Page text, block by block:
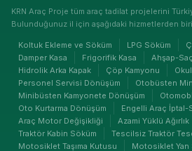
KRN Araç Proje tüm araç tadilat projelerini
Bulunduğunuz il için aşağıdaki hizmetlerden
Koltuk Ekleme ve Söküm LPG Söküm
Damper Kasa
Frigorifik Kasa Ahşap-
Hidrolik Arka Kapak
Çöp Kamyonu
Personel Servisi Dönüşüm
Otobüsten
Minibüsten Kamyonete Dönüşüm
Oto Kurtarma Dönüşüm
Engelli Araç İptal-
Araç Motor Değişikliği
Azami Yüklü Ağırlık
Traktör Kabin Söküm
Tescilsiz Traktör
Motosiklet Taşıma Kutusu
Motosiklet Yan